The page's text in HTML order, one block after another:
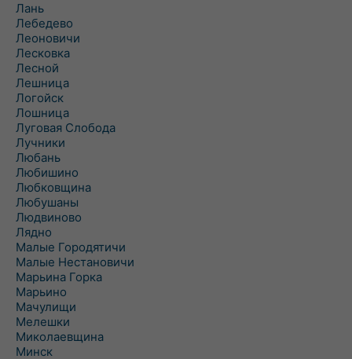
Лань
Лебедево
Леоновичи
Лесковка
Лесной
Лешница
Логойск
Лошница
Луговая Слобода
Лучники
Любань
Любишино
Любковщина
Любушаны
Людвиново
Лядно
Малые Городятичи
Малые Нестановичи
Марьина Горка
Марьино
Мачулищи
Мелешки
Миколаевщина
Минск